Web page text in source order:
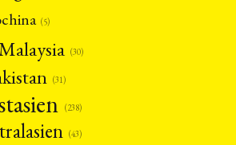
(5)
(30)
(31)
(238)
(43)